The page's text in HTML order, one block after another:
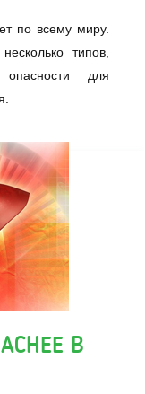
по всему миру.
типов,
для
В